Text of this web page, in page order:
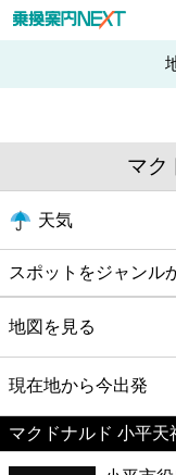
マク
天気
スポットをジャンル
グルメ
映画
美容
地図を見る
現在地から今出発
マクドナルド 小平天